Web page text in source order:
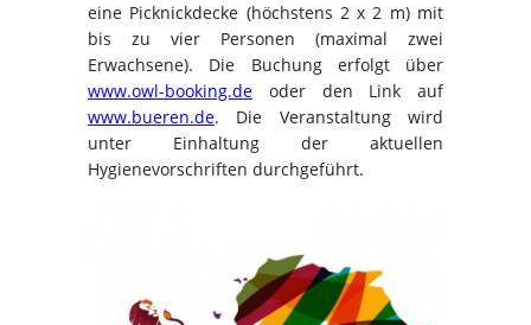
eine Picknickdecke (höchstens 2 x 2 m) mit
bis zu vier Personen (maximal zwei
Erwachsene). Die Buchung erfolgt über
www.owl-booking.de oder den Link auf
www.bueren.de. Die Veranstaltung wird
unter Einhaltung der aktuellen
Hygienevorschriften durchgeführt.